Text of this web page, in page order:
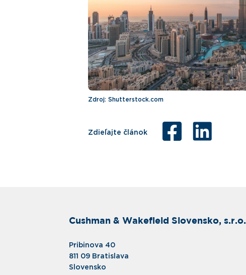
Zdroj: Shutterstock.com
Zdieľajte článok
Cushman & Wakefield Slovensko, s.r.o.
Pribinova 40
811 09 Bratislava
Slovensko